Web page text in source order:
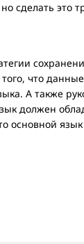
сделать это
что
А также
должен
основной